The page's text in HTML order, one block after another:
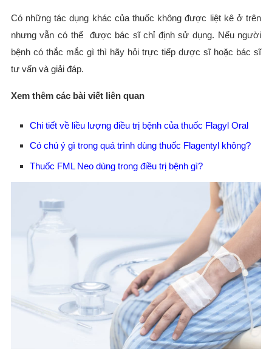
Có những tác dụng khác của thuốc không được liệt kê ở trên
nhưng vẫn có thể được bác sĩ chỉ định sử dụng. Nếu người
bệnh có thắc mắc gì thì hãy hỏi trực tiếp dược sĩ hoặc bác sĩ
tư vấn và giải đáp.
Xem thêm các bài viết liên quan
Chi tiết về liều lượng điều trị bệnh của thuốc Flagyl Oral
Có chú ý gì trong quá trình dùng thuốc Flagentyl không?
Thuốc FML Neo dùng trong điều trị bệnh gì?